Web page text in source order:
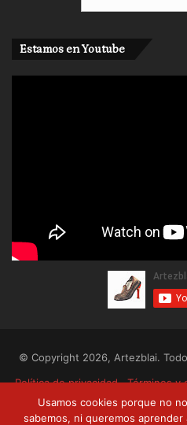
Estamos en Youtube
© Copyright 2026, Artezblai.
Política de privacidad
Términos y
Envíos y
Usamos cookies porque no
sabemos, ni queremos